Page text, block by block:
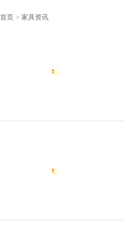
首页 > 家具资讯